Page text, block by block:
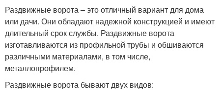
Раздвижные ворота – это отличный вариант для дома
или дачи. Они обладают надежной конструкцией и имеют
длительный срок службы. Раздвижные ворота
изготавливаются из профильной трубы и обшиваются
различными материалами, в том числе,
металлопрофилем.
Раздвижные ворота бывают двух видов: